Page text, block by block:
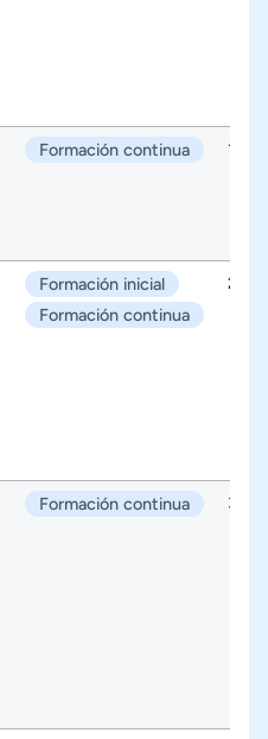
Formación continua 17/
Formación inicial
Formación continua
28/
Formación continua 30/